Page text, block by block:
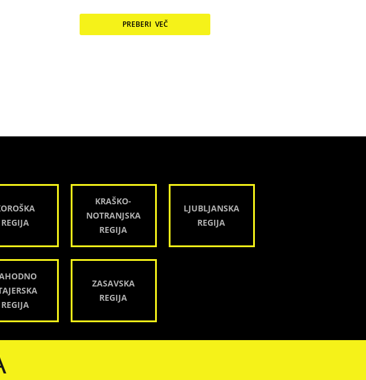
PREBERI VEČ
REGIJA
KRAŠKO-
NOTRANJSKA
REGIJA
LJUBLJANSKA
REGIJA
REGIJA
ZASAVSKA
REGIJA